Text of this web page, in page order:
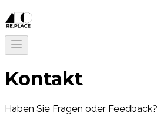
Kontakt
Haben Sie Fragen oder